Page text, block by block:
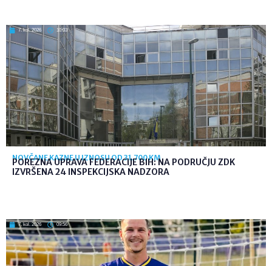
7. kol. 2026 10:03
NOVČANE KAZNE U IZNOSU OD 31.700 KM
POREZNA UPRAVA FEDERACIJE BIH: NA PODRUČJU ZDK
IZVRŠENA 24 INSPEKCIJSKA NADZORA
7. kol. 2026 09:56